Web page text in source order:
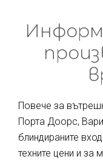
Повече за
Порта Доорс,
блиндираните
техните цени и за